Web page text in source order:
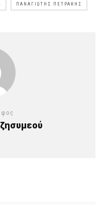
ΠΑΝΑΓΙΏΤΗΣ ΠΕΤΡΆΚΗΣ